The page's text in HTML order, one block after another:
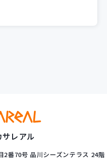
レアル
2番70号 品川シーズンテラス 24階